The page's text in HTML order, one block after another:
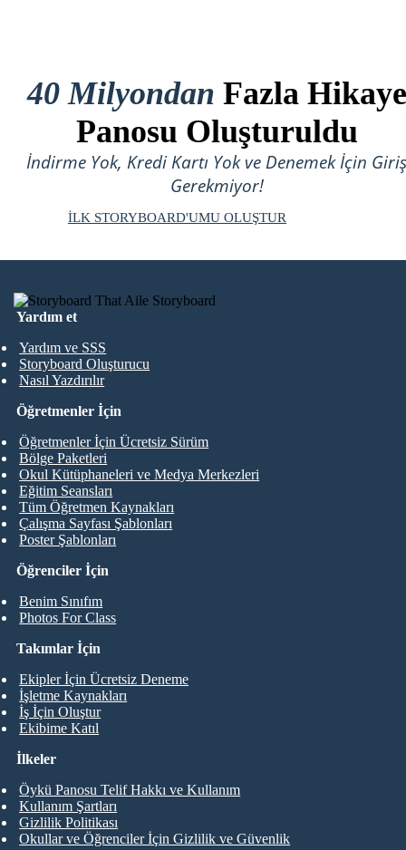
40 Milyondan Fazla Hikaye
Panosu Oluşturuldu
İndirme Yok, Kredi Kartı Yok ve Denemek İçin Giriş
Gerekmiyor!
İLK STORYBOARD'UMU OLUŞTUR
Yardım et
Yardım ve SSS
Storyboard Oluşturucu
Nasıl Yazdırılır
Öğrenciler İçin
Benim Sınıfım
Photos For Class
Öğretmenler İçin
Öğretmenler İçin Ücretsiz Sürüm
Bölge Paketleri
Okul Kütüphaneleri ve Medya Merkezleri
Eğitim Seansları
Tüm Öğretmen Kaynakları
Çalışma Sayfası Şablonları
Poster Şablonları
Takımlar İçin
Ekipler İçin Ücretsiz Deneme
İşletme Kaynakları
İş İçin Oluştur
Ekibime Katıl
İlkeler
Öykü Panosu Telif Hakkı ve Kullanım
Kullanım Şartları
Gizlilik Politikası
Okullar ve Öğrenciler İçin Gizlilik ve Güvenlik